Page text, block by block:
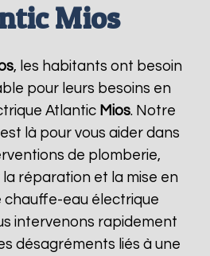
Mios
, les habitants ont besoin
pour leurs besoins en
Atlantic Mios. Notre
là pour vous aider dans
de plomberie,
réparation et la mise en
chauffe-eau électrique
intervenons rapidement
désagréments liés à une